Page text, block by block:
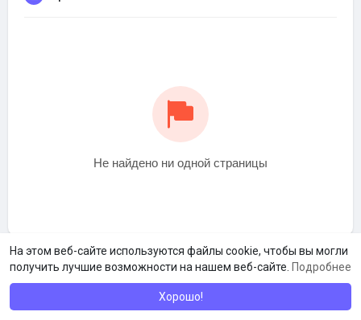
На этом веб-сайте используются файлы cookie, чтобы вы могли
получить лучшие возможности на нашем веб-сайте. Подробнее
Хорошо!
Не найдено ни одной страницы